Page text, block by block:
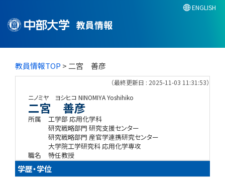
教員情報
ENGLISH
教員情報TOP > 二宮 善彦
（最終更新日 : 2025-11-03 11:31:53）
ニノミヤ ヨシヒコ NINOMIYA Yoshihiko
二宮 善彦
所属
工学部 応用化学科
研究戦略部門 研究支援センター
研究戦略部門 産官学連携研究センター
大学院工学研究科 応用化学専攻
職名
特任教授
学歴・学位